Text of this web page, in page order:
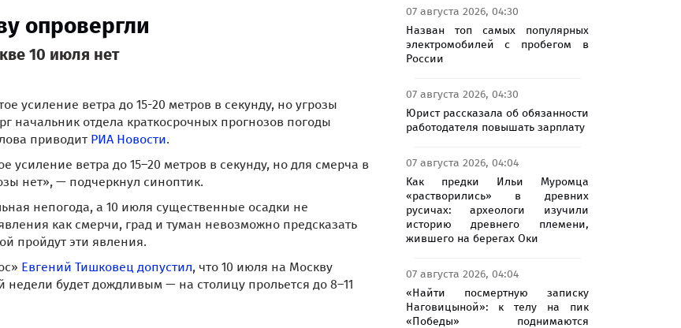
опровергли
10 июля нет
усиление ветра до 15-20 метров в секунду, но угрозы
начальник отдела краткосрочных прогнозов погоды
приводит РИА Новости.
ветра до 15–20 метров в секунду, но для смерча в
нет», — подчеркнул синоптик.
непогода, а 10 июля существенные осадки не
как смерчи, град и туман невозможно предсказать
пройдут эти явления.
Евгений Тишковец допустил, что 10 июля на Москву
будет дождливым — на столицу прольется до 8–11
07 августа 2026, 04:30
Назван топ самых популярных
электромобилей с пробегом в
России
07 августа 2026, 04:30
Юрист рассказала об обязанности
работодателя повышать зарплату
07 августа 2026, 04:04
Как предки Ильи Муромца
«растворились» в древних
русичах: археологи изучили
историю древнего племени,
жившего на берегах Оки
07 августа 2026, 04:04
«Найти посмертную записку
Наговицыной»: к телу на пик
«Победы» поднимаются